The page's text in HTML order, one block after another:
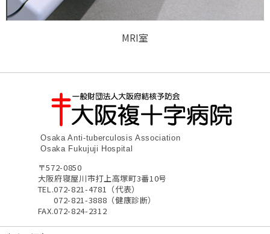
MRI室
Osaka Anti-tuberculosis Association
Osaka Fukujuji Hospital
〒572-0850
大阪府寝屋川市打上高塚町3番10号
TEL.072-821-4781（代表）
072-821-3888（健康診断）
FAX.072-824-2312